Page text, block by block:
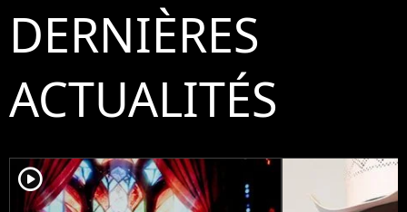
DERNIÈRES
ACTUALITÉS
player2